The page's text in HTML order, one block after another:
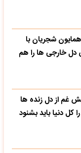
همایون شجریان با
دل خارجی ها را هم
غم از دل زنده ها
کل دنیا باید بشنود